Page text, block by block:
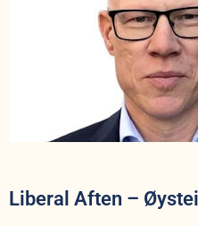
Liberal Aften –